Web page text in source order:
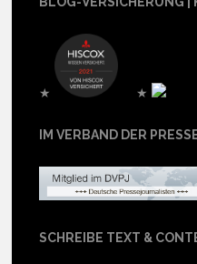
★ ★
IM VERBAND DER
SCHREIBE TEXT &